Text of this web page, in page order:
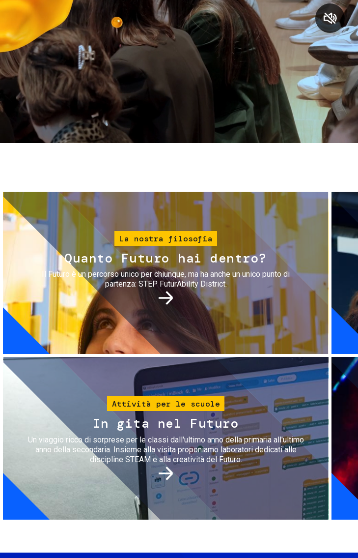
Immagine
La nostra filosofia
Quanto Futuro hai dentro?
Il Futuro è un percorso unico per chiunque, ma ha anche un unico punto di
partenza: STEP FuturAbility District.
Immagine
Attività per le scuole
In gita nel Futuro
Un viaggio ricco di sorprese per le classi dall'ultimo anno della primaria all'ultimo
anno della secondaria. Insieme alla visita proponiamo laboratori dedicati alle
discipline STEAM e alla creatività del Futuro.